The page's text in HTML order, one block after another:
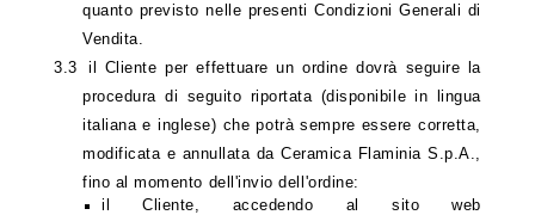
quanto previsto nelle presenti Condizioni Generali di
Vendita.
3.3
il Cliente per effettuare un ordine dovrà seguire la
procedura di seguito riportata (disponibile in lingua
italiana e inglese) che potrà sempre essere corretta,
modificata e annullata da Ceramica Flaminia S.p.A.,
fino al momento dell'invio dell'ordine:
il Cliente, accedendo al sito web